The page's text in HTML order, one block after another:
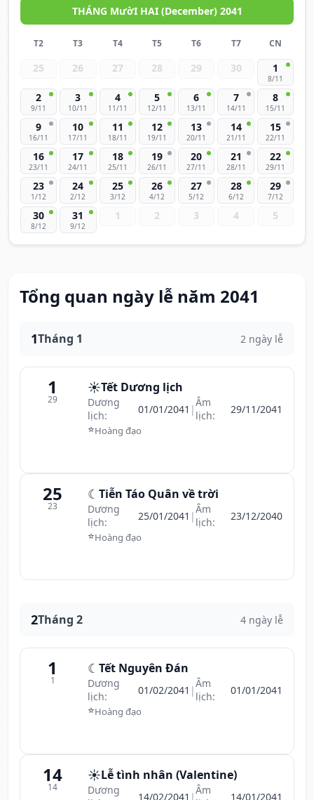
THÁNG MườI HAI (December) 2041
T2 T3 T4 T5 T6 T7 CN
25 26 27 28 29 30 1
8/11
2
9/11
3
10/11
4
11/11
5
12/11
6
13/11
7
14/11
8
15/11
9
16/11
10
17/11
11
18/11
12
19/11
13
20/11
14
21/11
15
22/11
16
23/11
17
24/11
18
25/11
19
26/11
20
27/11
21
28/11
22
29/11
23
1/12
24
2/12
25
3/12
26
4/12
27
5/12
28
6/12
29
7/12
30
8/12
31
9/12
1 2 3 4 5
Tổng quan ngày lễ năm 2041
1Tháng 1 2 ngày lễ
1
29
☀️Tết Dương lịch
Dương
lịch:
01/01/2041 |Âm
lịch:
29/11/2041
⭐Hoàng đạo
25
23
☾ Tiễn Táo Quân về trời
Dương
lịch:
25/01/2041 |Âm
lịch:
23/12/2040
⭐Hoàng đạo
2Tháng 2 4 ngày lễ
1
1
☾ Tết Nguyên Đán
Dương
lịch:
01/02/2041 |Âm
lịch:
01/01/2041
⭐Hoàng đạo
14
14
☀️Lễ tình nhân (Valentine)
Dương
14/02/2041 |Âm
14/01/2041